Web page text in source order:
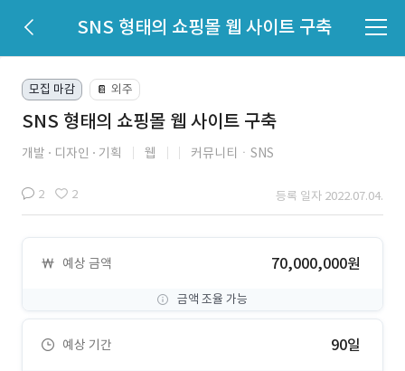
SNS 형태의 쇼핑몰 웹 사이트 구축
모집 마감 📔 외주
SNS 형태의 쇼핑몰 웹 사이트 구축
개발 디자인 기획 웹 커뮤니티ㆍSNS
2 2 등록 일자 2022.07.04.
예상 금액 70,000,000원
금액 조율 가능
예상 기간 90일